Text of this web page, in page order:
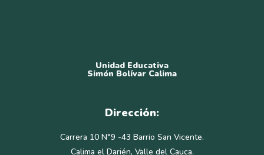
Unidad Educativa
Simón Bolívar Calima
Dirección:
Carrera 10 N°9 -43 Barrio San Vicente.
Calima el Darién, Valle del Cauca.